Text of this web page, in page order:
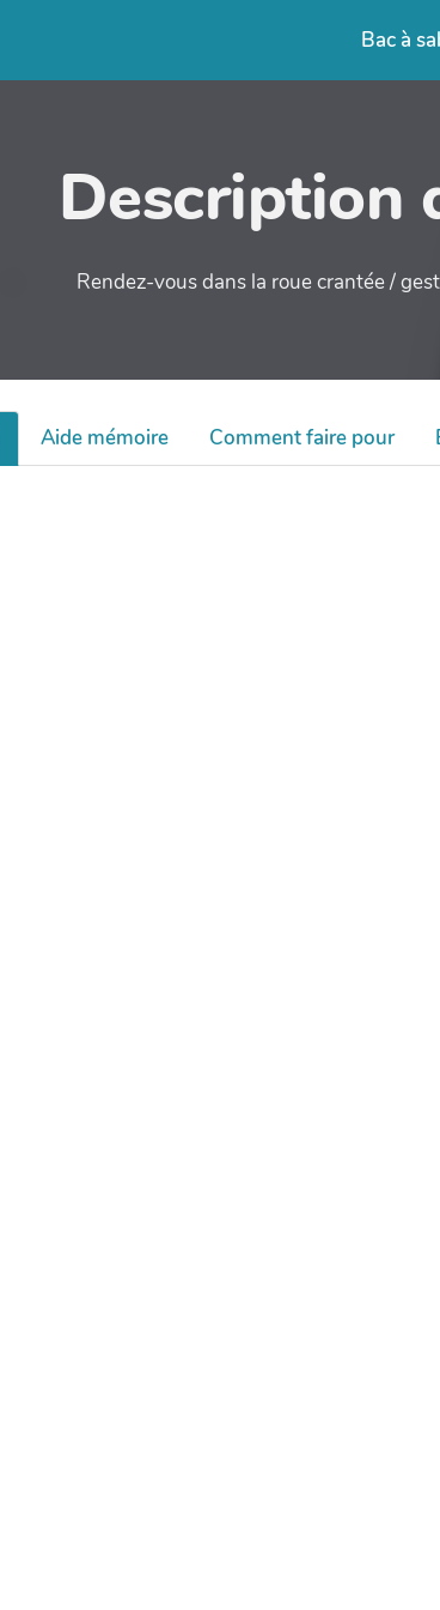
Bac à
Description
Rendez-vous dans la roue crantée /
Aide mémoire Comment faire pour